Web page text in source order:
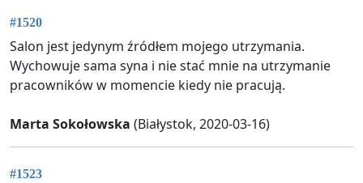
#1520
Salon jest jedynym źródłem mojego utrzymania.
Wychowuje sama syna i nie stać mnie na utrzymanie
pracowników w momencie kiedy nie pracują.
Marta Sokołowska (Białystok, 2020-03-16)
#1523